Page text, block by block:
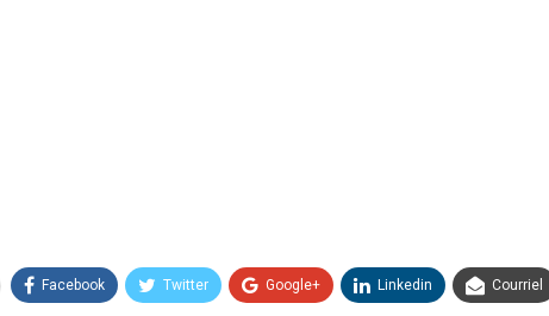
Facebook Twitter Google+ Linkedin Courriel